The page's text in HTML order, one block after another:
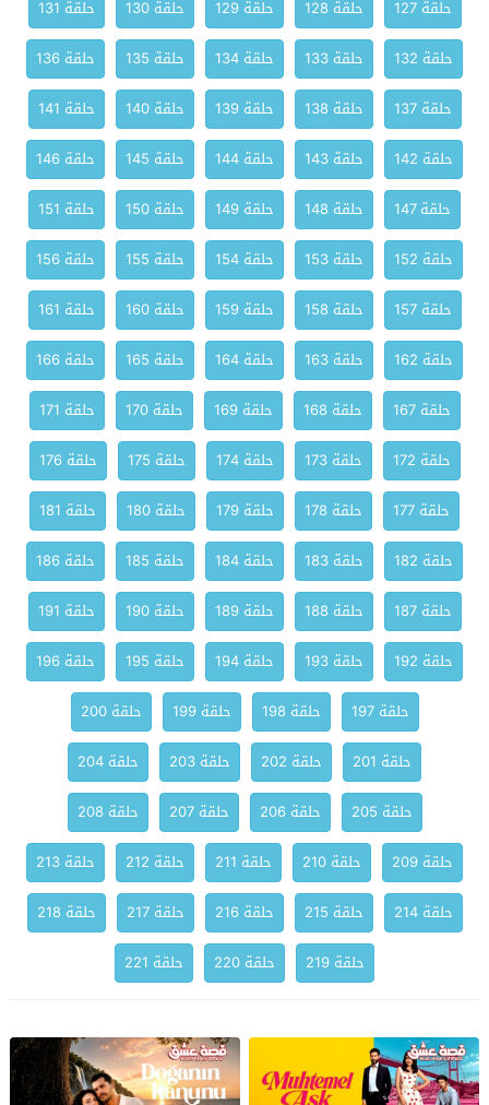
حلقة 127 حلقة 128 حلقة 129 حلقة 130
حلقة 131
حلقة 132
حلقة 133 حلقة 134 حلقة 135
حلقة 136
حلقة 137
حلقة 138 حلقة 139 حلقة 140
حلقة 141
حلقة 142
حلقة 143 حلقة 144 حلقة 145
حلقة 146
حلقة 147
حلقة 148 حلقة 149 حلقة 150
حلقة 151
حلقة 152
حلقة 153 حلقة 154 حلقة 155
حلقة 156
حلقة 157
حلقة 158 حلقة 159 حلقة 160
حلقة 161
حلقة 162
حلقة 163 حلقة 164 حلقة 165
حلقة 166
حلقة 167
حلقة 168 حلقة 169 حلقة 170
حلقة 171
حلقة 172
حلقة 173 حلقة 174 حلقة 175
حلقة 176
حلقة 177
حلقة 178 حلقة 179 حلقة 180
حلقة 181
حلقة 182
حلقة 183 حلقة 184 حلقة 185
حلقة 186
حلقة 187
حلقة 188 حلقة 189 حلقة 190
حلقة 191
حلقة 192
حلقة 193 حلقة 194 حلقة 195
حلقة 196
حلقة 197
حلقة 198 حلقة 199
حلقة 200
حلقة 201
حلقة 202 حلقة 203
حلقة 204
حلقة 205
حلقة 206 حلقة 207
حلقة 208
حلقة 209
حلقة 210 حلقة 211 حلقة 212
حلقة 213
حلقة 214
حلقة 215 حلقة 216 حلقة 217
حلقة 218
حلقة 219
حلقة 220 حلقة 221